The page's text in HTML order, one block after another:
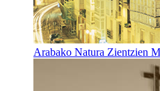
Arabako Natura Zientzien